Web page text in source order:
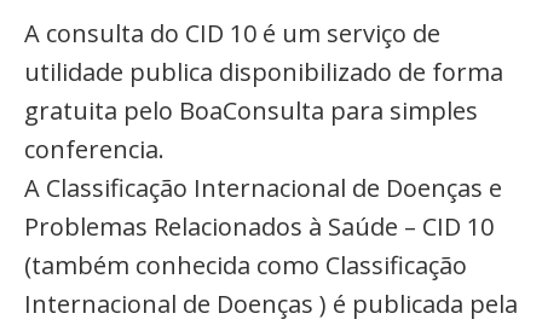
A consulta do CID 10 é um serviço de
utilidade publica disponibilizado de forma
gratuita pelo BoaConsulta para simples
conferencia.
A Classificação Internacional de Doenças e
Problemas Relacionados à Saúde – CID 10
(também conhecida como Classificação
Internacional de Doenças ) é publicada pela